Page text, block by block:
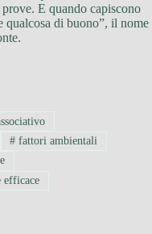
E quando capiscono
qualcosa di buono”, il nome
# fattori ambientali